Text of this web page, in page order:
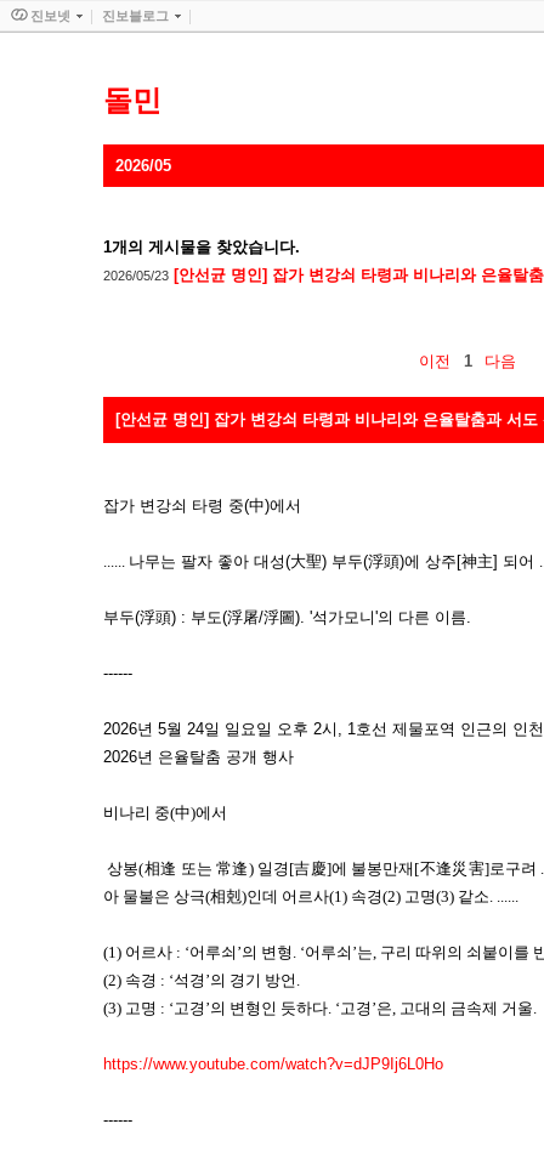
돌민
2026/05
1개의 게시물을 찾았습니다.
2026/05/23 [안선균 명인] 잡가 변강쇠 타령과 비나리와 은율탈
이전 1 다음
[안선균 명인] 잡가 변강쇠 타령과 비나리와 은율탈춤과 서도
잡가 변강쇠 타령 중(中)에서
...... 나무는 팔자 좋아 대성(大聖) 부두(浮頭)에 상주[神主] 되어
부두(浮頭) : 부도(浮屠/浮圖). '석가모니'의 다른 이름.
------
2026년 5월 24일 일요일 오후 2시, 1호선 제물포역 인근의 인
2026년 은율탈춤 공개 행사
비나리 중(中)에서
상봉(相逢 또는 常逢) 일경[吉慶]에 불봉만재[不逢災害]로구려
아 물불은 상극(相剋)인데 어르사(1) 속경(2) 고명(3) 같소. ......
(1) 어르사 : ‘어루쇠’의 변형. ‘어루쇠’는, 구리 따위의 쇠붙이
(2) 속경 : ‘석경’의 경기 방언.
(3) 고명 : ‘고경’의 변형인 듯하다. ‘고경’은, 고대의 금속제 거울.
https://www.youtube.com/watch?v=dJP9Ij6L0Ho
------
진보넷 진보블로그